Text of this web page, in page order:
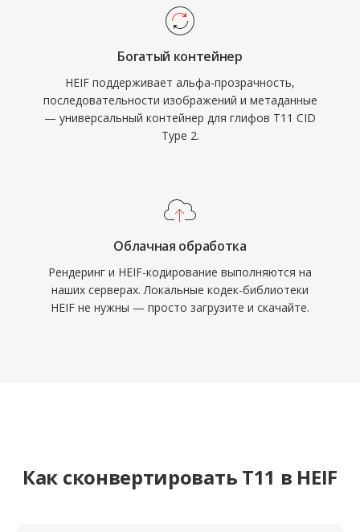
Богатый контейнер
HEIF поддерживает альфа-прозрачность,
последовательности изображений и метаданные
— универсальный контейнер для глифов T11 CID
Type 2.
Облачная обработка
Рендеринг и HEIF-кодирование выполняются на
наших серверах. Локальные кодек-библиотеки
HEIF не нужны — просто загрузите и скачайте.
Как сконвертировать T11 в HEIF